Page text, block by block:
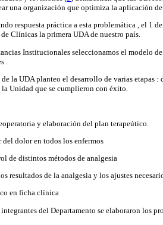
una organización que optimiza la aplicación
respuesta práctica a esta problemática , el 1
Clínicas la primera UDA de nuestro país.
Institucionales seleccionamos el modelo
.
la UDA planteo el desarrollo de varias etapas
Unidad que se cumplieron con éxito.
y elaboración del plan terapeútico.
dolor en todos los enfermos
de distintos métodos de analgesia
resultados de la analgesia y los ajustes
en ficha clínica
del Departamento se elaboraron los